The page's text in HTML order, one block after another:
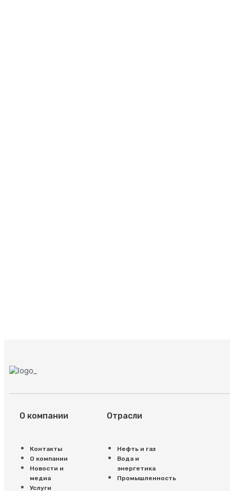
О компании
Контакты
О компании
Новости и
медиа
Услуги
Отрасли
Нефть и газ
Вода и
энергетика
Промышленность